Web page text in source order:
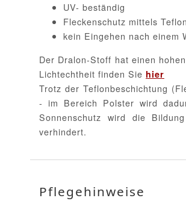
UV- beständig
Fleckenschutz mittels
kein Eingehen nach einem
Der Dralon-Stoff hat einen
Lichtechtheit finden Sie hier
Trotz der Teflonbeschichtung
- im Bereich Polster wird
Sonnenschutz wird die
verhindert.
Pflegehinweise